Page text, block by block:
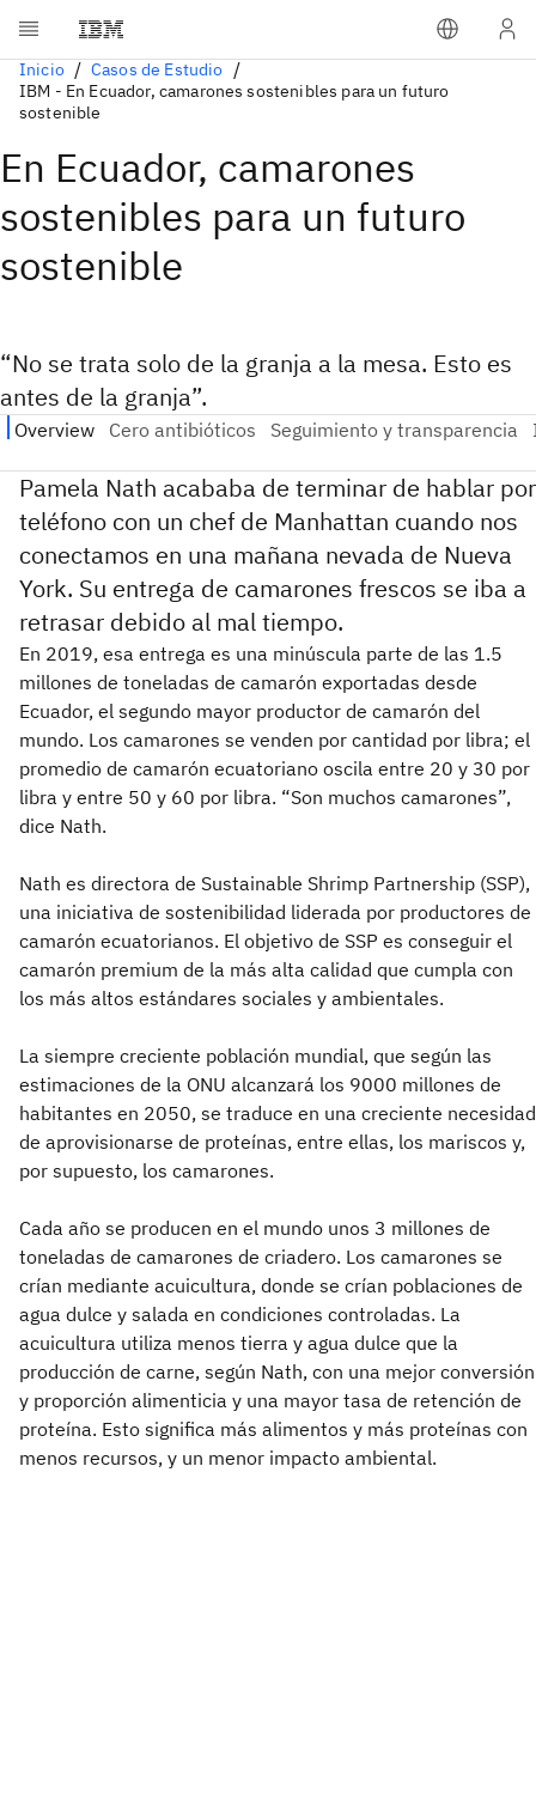
Inicio
Casos de Estudio
IBM - En Ecuador, camarones sostenibles para un futuro
sostenible
En Ecuador, camarones
sostenibles para un futuro
sostenible
“No se trata solo de la granja a la mesa. Esto es
antes de la granja”.
Pamela Nath acababa de terminar de hablar por
teléfono con un chef de Manhattan cuando nos
conectamos en una mañana nevada de Nueva
York. Su entrega de camarones frescos se iba a
retrasar debido al mal tiempo.
En 2019, esa entrega es una minúscula parte de las 1.5
millones de toneladas de camarón exportadas desde
Ecuador, el segundo mayor productor de camarón del
mundo. Los camarones se venden por cantidad por libra; el
promedio de camarón ecuatoriano oscila entre 20 y 30 por
libra y entre 50 y 60 por libra. “Son muchos camarones”,
dice Nath.
Nath es directora de Sustainable Shrimp Partnership (SSP),
una iniciativa de sostenibilidad liderada por productores de
camarón ecuatorianos. El objetivo de SSP es conseguir el
camarón premium de la más alta calidad que cumpla con
los más altos estándares sociales y ambientales.
La siempre creciente población mundial, que según las
estimaciones de la ONU alcanzará los 9000 millones de
habitantes en 2050, se traduce en una creciente necesidad
de aprovisionarse de proteínas, entre ellas, los mariscos y,
por supuesto, los camarones.
Cada año se producen en el mundo unos 3 millones de
toneladas de camarones de criadero. Los camarones se
crían mediante acuicultura, donde se crían poblaciones de
agua dulce y salada en condiciones controladas. La
acuicultura utiliza menos tierra y agua dulce que la
producción de carne, según Nath, con una mejor conversión
y proporción alimenticia y una mayor tasa de retención de
proteína. Esto significa más alimentos y más proteínas con
menos recursos, y un menor impacto ambiental.